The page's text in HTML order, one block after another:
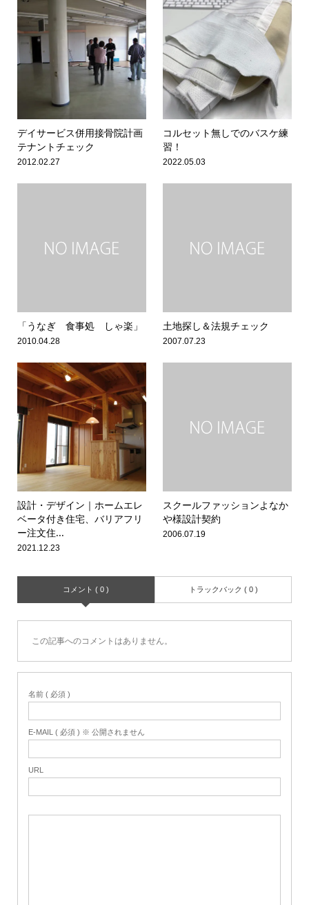
デイサービス併用接骨院計画
テナントチェック
2012.02.27
コルセット無しでのバスケ練
習！
2022.05.03
「うなぎ 食事処 しゃ楽」
2010.04.28
土地探し＆法規チェック
2007.07.23
設計・デザイン｜ホームエレ
ベータ付き住宅、バリアフリ
ー注文住...
2021.12.23
スクールファッションよなか
や様設計契約
2006.07.19
コメント ( 0 ) トラックバック ( 0 )
この記事へのコメントはありません。
名前 ( 必須 )
E-MAIL ( 必須 ) ※ 公開されません
URL